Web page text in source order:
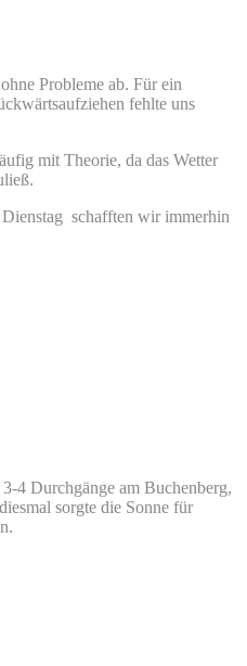
Probleme ab. Für ein
fehlte uns
mit Theorie, da das Wetter
schafften wir immerhin
4 Durchgänge am Buchenberg,
sorgte die Sonne für